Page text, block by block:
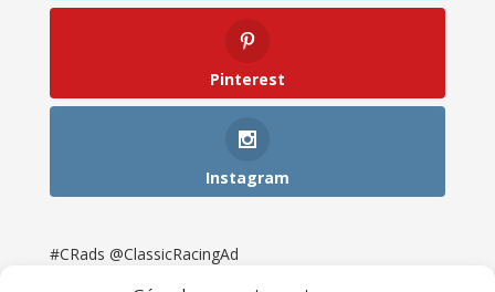
Pinterest
Instagram
#CRads @ClassicRacingAd